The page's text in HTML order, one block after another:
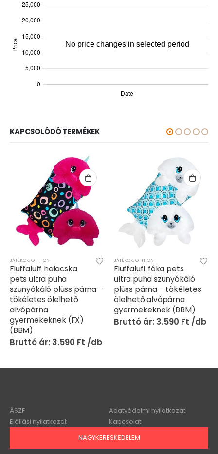
KAPCSOLÓDÓ TERMÉKEK
JÁTÉKOK,OTTHON
Fluffaluff halacska
pets ultra puha
szunyókáló plüss párna –
tökéletes ölelhető
alvópárna
gyermekeknek (FX)
(BBM)
3.590 Ft
JÁTÉKOK,OTTHON
Fluffaluff fóka pets
ultra puha szunyókáló
plüss párna – tökéletes
ölelhető alvópárna
gyermekeknek (BBM)
3.590 Ft
ÁSZF
Adatvédelmi nyilatkozat
Elállási nyilatkozat
Kapcsolat
NAGYKERESKEDELEM